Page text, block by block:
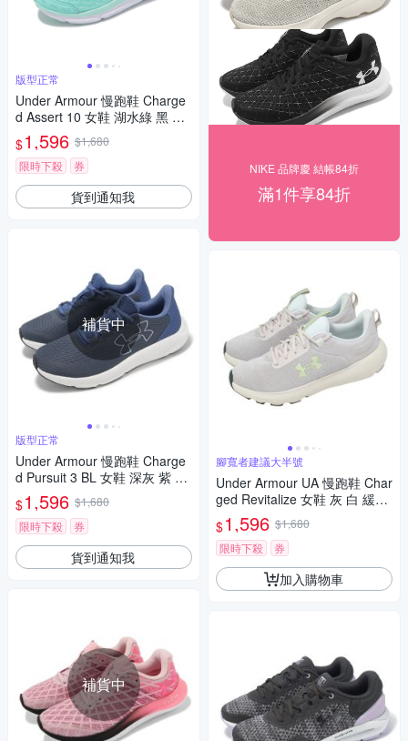
版型正常
Under Armour 慢跑鞋 Charge
d Assert 10 女鞋 湖水綠 黑 緩
震 穩定 運動鞋 UA 302617930
0
$1,596 $1,680
限時下殺
券
貨到通知我
補貨中
版型正常
Under Armour 慢跑鞋 Charge
d Pursuit 3 BL 女鞋 深灰 紫 緩
震 運動鞋 UA 3026523107
$1,596 $1,680
限時下殺
券
貨到通知我
補貨中
NIKE 品牌慶 結帳84折
滿1件享84折
腳寬者建議大半號
Under Armour UA 慢跑鞋 Char
ged Revitalize 女鞋 灰 白 緩震
運動鞋 3026683104
$1,596 $1,680
限時下殺
券
加入購物車